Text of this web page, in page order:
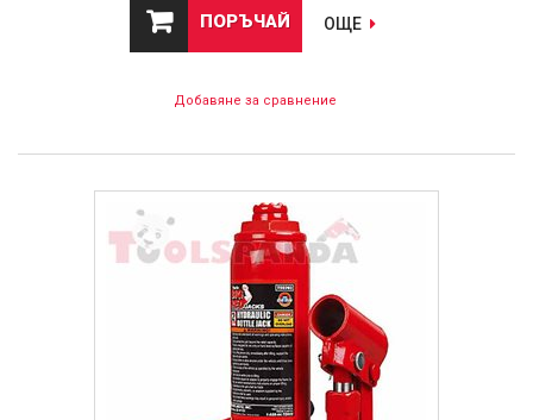
ПОРЪЧАЙ ОЩЕ
Добавяне за сравнение